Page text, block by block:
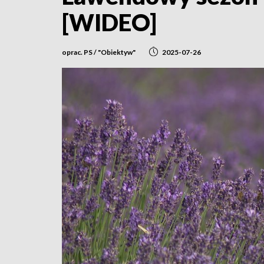
[WIDEO]
oprac. PS / "Obiektyw" 2025-07-26